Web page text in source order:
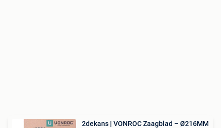
2dekans | VONROC Zaagblad – Ø216MM